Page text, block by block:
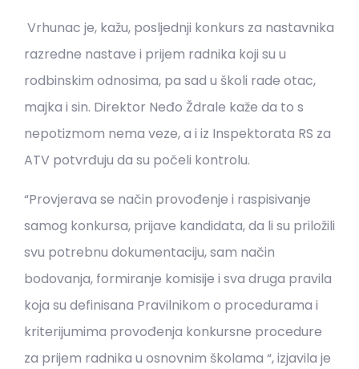
Vrhunac je, kažu, posljednji konkurs za nastavnika
razredne nastave i prijem radnika koji su u
rodbinskim odnosima, pa sad u školi rade otac,
majka i sin. Direktor Neđo Ždrale kaže da to s
nepotizmom nema veze, a i iz Inspektorata RS za
ATV potvrđuju da su počeli kontrolu.
“Provjerava se način provođenje i raspisivanje
samog konkursa, prijave kandidata, da li su priložili
svu potrebnu dokumentaciju, sam način
bodovanja, formiranje komisije i sva druga pravila
koja su definisana Pravilnikom o procedurama i
kriterijumima provođenja konkursne procedure
za prijem radnika u osnovnim školama “, izjavila je